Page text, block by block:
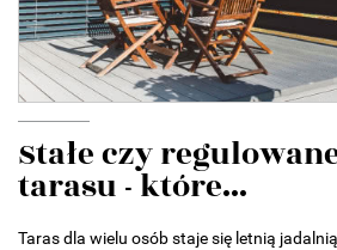
Stałe czy
tarasu - które...
Taras dla wielu osób staje się letnią